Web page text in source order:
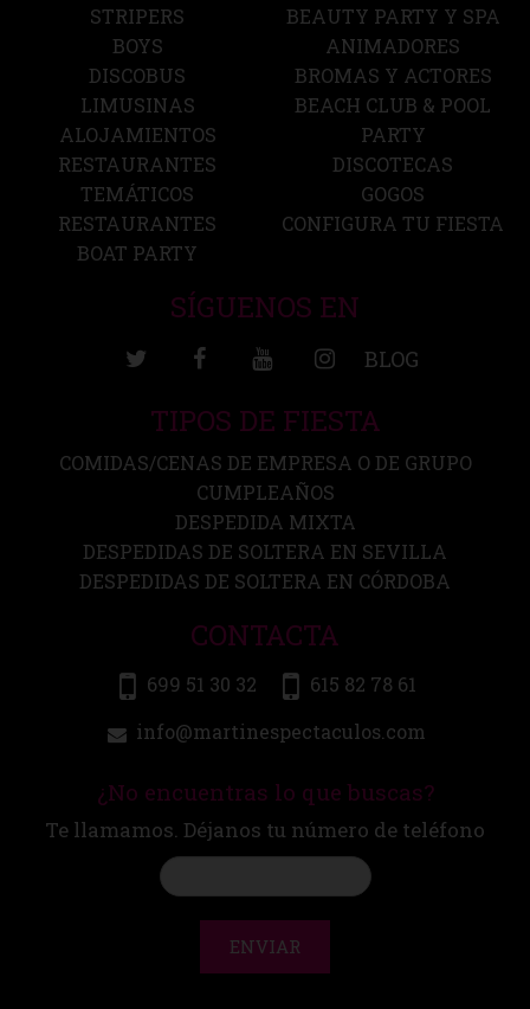
STRIPERS
BOYS
DISCOBUS
LIMUSINAS
ALOJAMIENTOS
RESTAURANTES
TEMÁTICOS
RESTAURANTES
BOAT PARTY
BEAUTY PARTY Y SPA
ANIMADORES
BROMAS Y ACTORES
BEACH CLUB & POOL
PARTY
DISCOTECAS
GOGOS
CONFIGURA TU FIESTA
SÍGUENOS EN
BLOG
TIPOS DE FIESTA
COMIDAS/CENAS DE EMPRESA O DE GRUPO
CUMPLEAÑOS
DESPEDIDA MIXTA
DESPEDIDAS DE SOLTERA EN SEVILLA
DESPEDIDAS DE SOLTERA EN CÓRDOBA
CONTACTA
699 51 30 32
615 82 78 61
info@martinespectaculos.com
¿No encuentras lo que buscas?
Te llamamos. Déjanos tu número de teléfono
ENVIAR